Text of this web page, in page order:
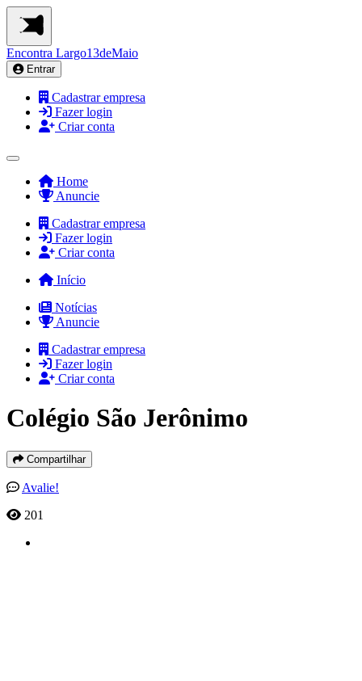
Encontra Largo13deMaio
Entrar
Cadastrar empresa
Fazer login
Criar conta
Home
Anuncie
Cadastrar empresa
Fazer login
Criar conta
Início
Notícias
Anuncie
Cadastrar empresa
Fazer login
Criar conta
Colégio São Jerônimo
Compartilhar
Avalie!
201